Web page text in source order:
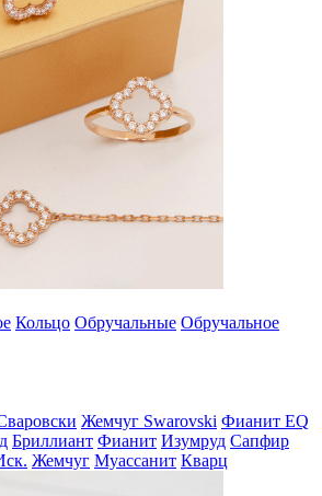
Кольцо Обручальные Обручальное
Жемчуг Swarovski Фианит EQ
Бриллиант Фианит Изумруд Сапфир
Жемчуг Муассанит Кварц